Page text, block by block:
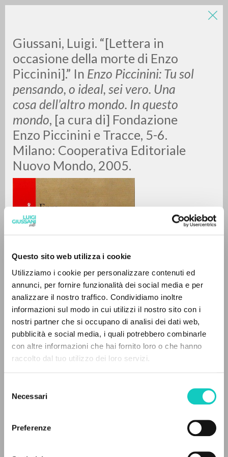
Questo sito web utilizza i cookie
Utilizziamo i cookie per personalizzare contenuti ed
annunci, per fornire funzionalità dei social media e per
analizzare il nostro traffico. Condividiamo inoltre
informazioni sul modo in cui utilizzi il nostro sito con i
nostri partner che si occupano di analisi dei dati web,
pubblicità e social media, i quali potrebbero combinarle
con altre informazioni che hai fornito loro o che hanno
raccolto dal tuo utilizzo dei loro servizi.
delNecessari
Preferenze
Giussani, Luigi. “[Lettera in
occasione della morte di Enzo
Piccinini].” In Enzo Piccinini: Tu sol
pensando, o ideal, sei vero. Una
cosa dell’altro mondo. In questo
mondo, [a cura di] Fondazione
Enzo Piccinini e Tracce, 5-6.
Milano: Cooperativa Editoriale
Nuovo Mondo, 2005.
2005
RICERCA AVANZATA »
0DOCUMENTI TROVATI
IL PROGETTO
testi integrali in 5 lingue e percorsi tematici